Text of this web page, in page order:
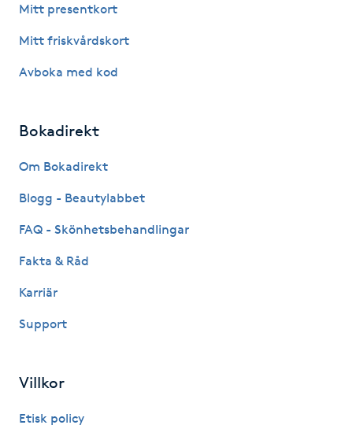
Gelenaglar
Gellack med förstärkning
Gravidmassage
Gruppträning
Gua Sha-massage
Mitt presentkort
Mitt friskvårdskort
Avboka med kod
Bokadirekt
Om Bokadirekt
Blogg - Beautylabbet
FAQ - Skönhetsbehandlingar
Fakta & Råd
Karriär
Support
Villkor
Etisk policy